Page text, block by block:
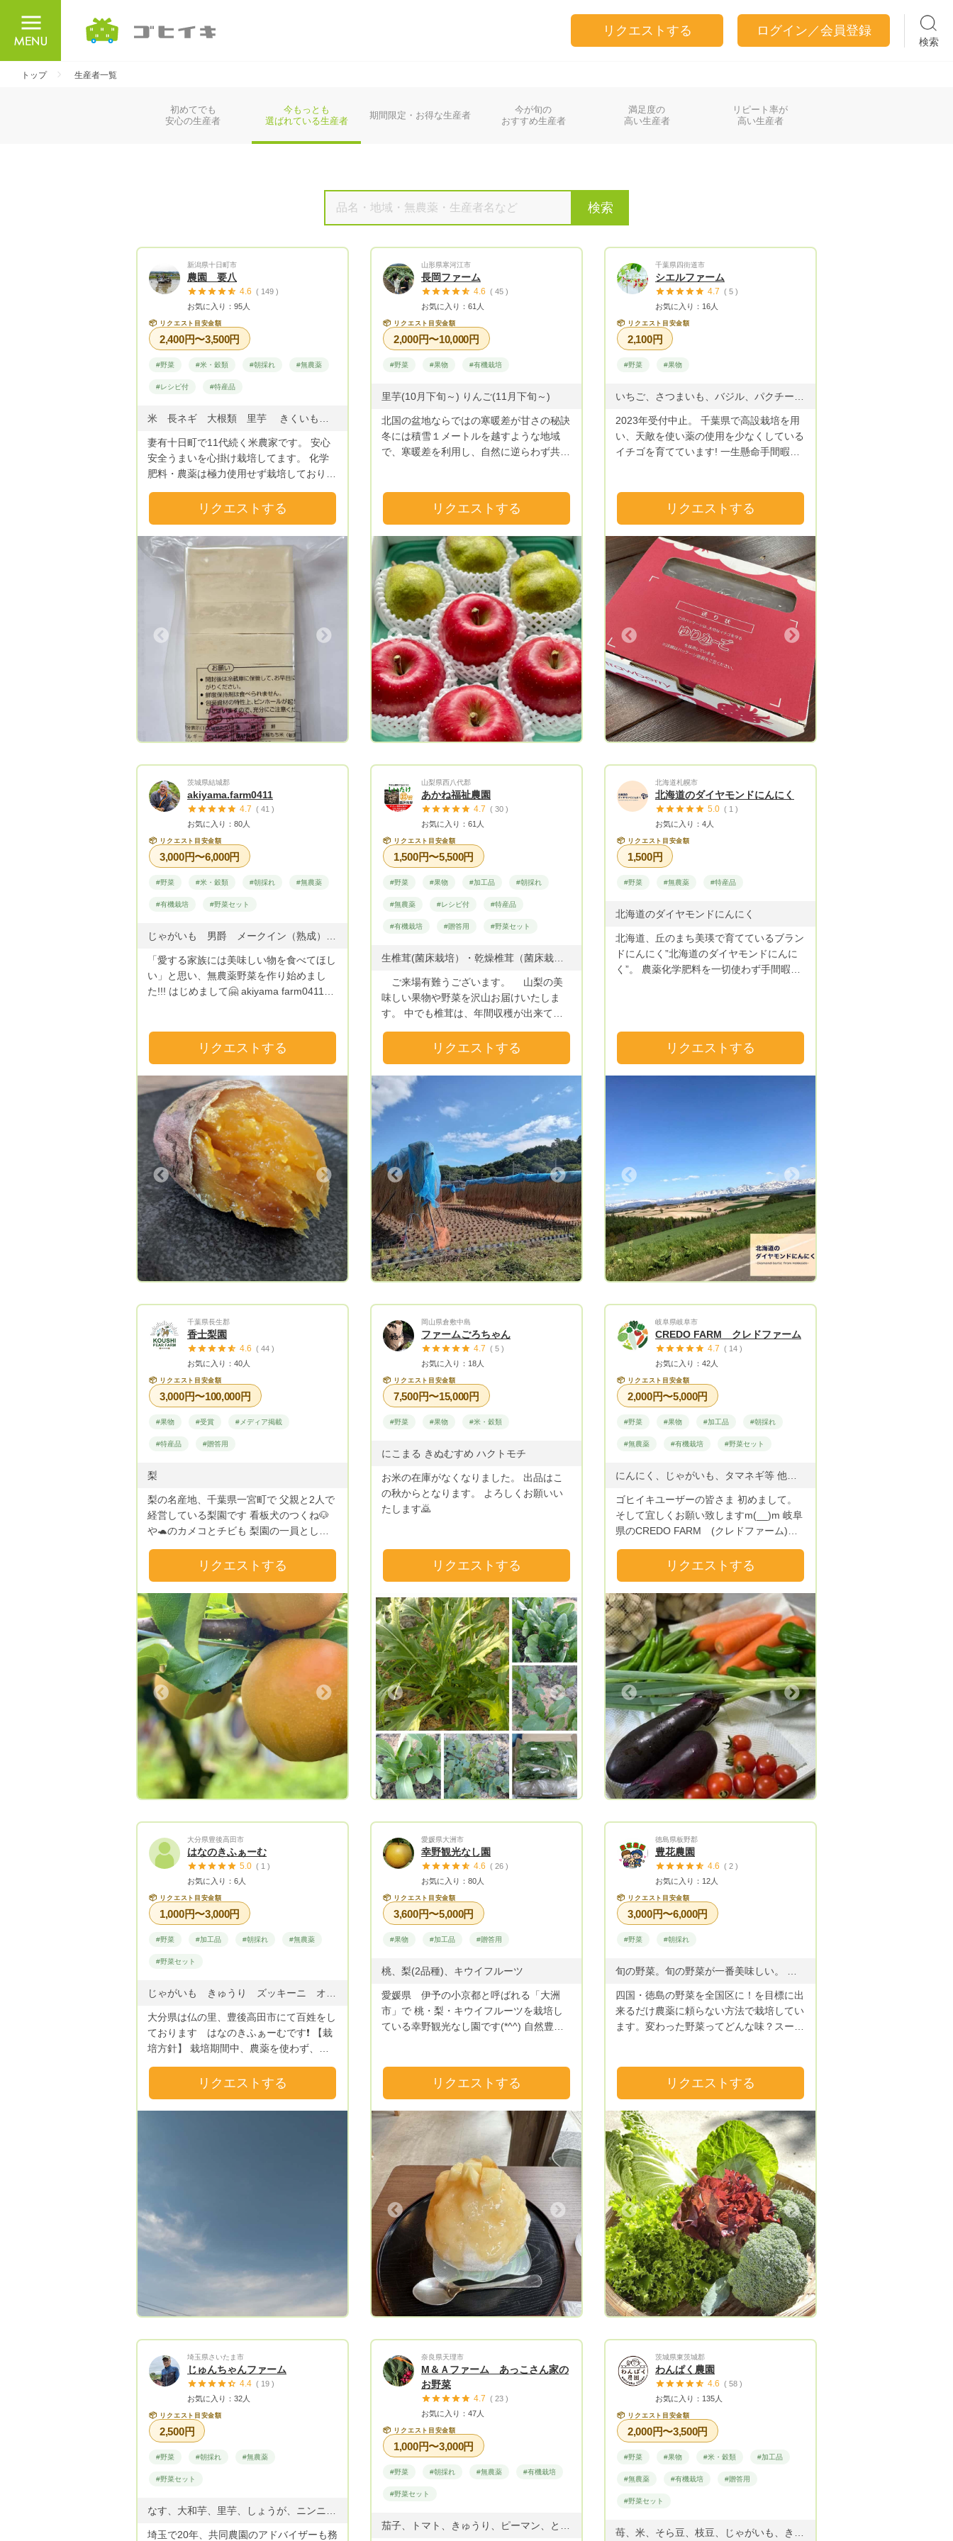
リクエストする ログイン／会員登録
検索
トップ 生産者一覧
初めてでも
安心の生産者
今もっとも
選ばれている生産者
期間限定・お得な生産者
今が旬の
おすすめ生産者
満足度の
高い生産者
リピート率が
高い生産者
検索
新潟県十日町市
農園 要八
4.6 ( 149 )
お気に入り：95人
📦 リクエスト目安金額
2,400円〜3,500円
#野菜 #米・穀類 #朝採れ #無農薬
#レシピ付 #特産品
妻有十日町で11代続く米農家です。 安心
安全うまいを心掛け栽培してます。 化学
肥料・農薬は極力使用せず栽培しておりま
リクエストする
山形県寒河江市
長岡ファーム
4.6 ( 45 )
お気に入り：61人
📦 リクエスト目安金額
2,000円〜10,000円
#野菜 #果物 #有機栽培
里芋(10月下旬～) りんご(11月下旬～)
北国の盆地ならではの寒暖差が甘さの秘訣
冬には積雪１メートルを越すような地域
で、寒暖差を利用し、自然に逆らわず共生
リクエストする
Previous Next
千葉県四街道市
シエルファーム
4.7 ( 5 )
お気に入り：16人
📦 リクエスト目安金額
2,100円
#野菜 #果物
2023年受付中止。 千葉県で高設栽培を用
い、天敵を使い薬の使用を少なくしている
イチゴを育てています! 一生懸命手間暇か
わせなる物は、小パックの発送手段が無い
ので難しいです。 冷凍イチゴと贈答用の
の金額に合うようにご提案させて下さい♪
リクエストする
Previous Next
茨城県結城郡
akiyama.farm0411
4.7 ( 41 )
お気に入り：80人
📦 リクエスト目安金額
3,000円〜6,000円
#野菜 #米・穀類 #朝採れ #無農薬
#有機栽培 #野菜セット
「愛する家族には美味しい物を食べてほし
い」と思い、無農薬野菜を作り始めまし
た!!! はじめまして🤗 akiyama farm0411で
ものは、米糠と石灰のみ😁 あとは自然の
力のみで育ててます😅 ハウス栽培も、し
ません…… 形などは、バラバラになって
しまうのですが、味は間違いなく美味しい
です!!! 基本的に、自分で食べて美味しくな
かった野菜はお客様に出しません😣 なの
で、種類が極端に減ってる時期もあります
がご了承ください!!! 自分で食べた感動を、
他の人たちにも味わってもらいたくて「ご
ひいき」を始めました😀 騙してはいない
のですが、騙されたと思って食べてみて下
さい!!! 家族の健康は毎日の食卓から、、、
リクエストする
Next
山梨県西八代郡
あかね福祉農園
4.7 ( 30 )
お気に入り：61人
📦 リクエスト目安金額
1,500円〜5,500円
#野菜 #果物 #加工品 #朝採れ
#無農薬 #レシピ付 #特産品
#有機栽培 #贈答用 #野菜セット
ご来場有難うございます。 山梨の美
味しい果物や野菜を沢山お届けいたしま
す。 中でも椎茸は、年間収穫が出来て提
ウをはじめ柿や桃・サクランボなど沢山あ
りますのでよろしくお願いいたします。
リクエストする
Previous Next
北海道札幌市
北海道のダイヤモンドにんにく
5.0 ( 1 )
お気に入り：4人
📦 リクエスト目安金額
1,500円
#野菜 #無農薬 #特産品
北海道のダイヤモンドにんにく
北海道、丘のまち美瑛で育てているブラン
ドにんにく”北海道のダイヤモンドにんに
く”。 農薬化学肥料を一切使わず手間暇か
れまでにないフレッシュなにんにく体験を
fire.jp/projects/view/414446?
list=food_fresh
リクエストする
Previous Next
千葉県長生郡
香士梨園
4.6 ( 44 )
お気に入り：40人
📦 リクエスト目安金額
3,000円〜100,000円
#果物 #受賞 #メディア掲載
#特産品 #贈答用
梨
梨の名産地、千葉県一宮町で 父親と2人で
経営している梨園です 看板犬のつくね🐶
や🐢のカメコとチビも 梨園の一員として
ながいき梨＂ その中でも、私達、香士梨
園の梨は 格別です。 味になによりの自信
とプライドを持って 精進しております。
本場の梨を、香士梨園の梨を ぜひ一度ご
賞味ください☺️ 後悔はさせません。 皆さ
まからのご注文、 心よりお待ちしており
ます！ 👇Instagram👇 香士梨園で検索
リクエストする
Next
岡山県倉敷中島
ファームごろちゃん
4.7 ( 5 )
お気に入り：18人
📦 リクエスト目安金額
7,500円〜15,000円
#野菜 #果物 #米・穀類
にこまる きぬむすめ ハクトモチ
お米の在庫がなくなりました。 出品はこ
の秋からとなります。 よろしくお願いい
たします🙇
リクエストする
Previous Next
岐阜県岐阜市
CREDO FARM クレドファーム
4.7 ( 14 )
お気に入り：42人
📦 リクエスト目安金額
2,000円〜5,000円
#野菜 #果物 #加工品 #朝採れ
#無農薬 #有機栽培 #野菜セット
ゴヒイキユーザーの皆さま 初めまして。
そして宜しくお願い致しますm(__)m 岐阜
県のCREDO FARM (クレドファーム)
心・安全”はもとより新鮮で美味しく、 元
気になれる野菜を育てています。 栽培
時、農薬・化学肥料・除草剤・動物性堆肥
は一切不使用で栽培しているので、見た目
はきれいなものばかりではありませんが味
には自信があります。 CREDO FARMはお
客様との絶対の約束として 「安心・安全
なもののみを生産・販売する！」を掲げて
います。 旬の野菜を旬の時期にお届けす
る事で、味・食感・栄養価がgoodな状態
でお召し上がり頂く事にこだっわていま
す。 だからこそハウス・水耕栽培は行っ
ていません。 お届けの野菜に虫食いがあ
るのは、 「無農薬の証拠」と思って頂け
れば幸いです。 □農薬について 栽培時、農
薬・化学肥料・除草剤・動物性堆肥は一切
わるのか。 当社会長が自らのガン闘病時
に、たくさんの書籍を読み漁りました。
その際に現代慣行農法の問題点がとても多
発信し続けて来ました。 自然な農法なの
で虫にかじられた跡とかあるかもしれませ
ん…。 虫もいっぱい寄ってくる健全な農
ていません。動物性堆肥も使っていませ
で把握しきれないからです。 だから野菜
が小さいのですが、地域の放置された竹林
を地主さんの許可のもと粉砕し、堆肥とし
で、 なかなか思う様に扱えません。(^^;)
操作や野菜セットについて、色々アドバイ
are what you eat!」(貴方自身は貴方が食
べているそのものです。) twitter :
@credofarm_ HP :
https://credo0.wixsite.com/home ツイッタ
ーもフォローして下さいね(^^)/
リクエストする
Previous Next
大分県豊後高田市
はなのきふぁーむ
5.0 ( 1 )
お気に入り：6人
📦 リクエスト目安金額
1,000円〜3,000円
#野菜 #加工品 #朝採れ #無農薬
#野菜セット
大分県は仏の里、豊後高田市にて百姓をし
ております はなのきふぁーむです❗ 【栽
培方針】 栽培期間中、農薬を使わず、畜
菜たちを育っています。 在来種や海外の
珍しい野菜などチャレンジ中です❗ 形が不
揃いなものも多いですが、野菜たちの個性
リクエストする
愛媛県大洲市
幸野観光なし園
4.6 ( 26 )
お気に入り：80人
📦 リクエスト目安金額
3,600円〜5,000円
#果物 #加工品 #贈答用
桃、梨(2品種)、キウイフルーツ
愛媛県 伊予の小京都と呼ばれる「大洲
市」で 桃・梨・キウイフルーツを栽培し
ている幸野観光なし園です(*^^) 自然豊か
たい。と言っていただけるように愛情込め
て１年間栽培しています。当園では農薬の
して安心・安全にご賞味いただけます。 ※
桃(あかつき)毎年：７月１５日前後より発
送予定。 梨８月～１０月。２品種（豊
水・新高） 豊水(９月) 酸味★★☆☆☆甘
み：★★★★☆ 新高(１０月)酸味
★★☆☆☆甘み：★★★★☆ キウイフルー
ツ（１２月～２月）
リクエストする
Next
徳島県板野郡
豊花農園
4.6 ( 2 )
お気に入り：12人
📦 リクエスト目安金額
3,000円〜6,000円
#野菜 #朝採れ
四国・徳島の野菜を全国区に！を目標に出
来るだけ農薬に頼らない方法で栽培してい
ます。変わった野菜ってどんな味？スーパ
事を沢山の方に知ってほしい。 野菜で笑
顔をもっと増やしたい。
リクエストする
Previous Next
埼玉県さいたま市
じゅんちゃんファーム
4.4 ( 19 )
お気に入り：32人
📦 リクエスト目安金額
2,500円
#野菜 #朝採れ #無農薬
#野菜セット
埼玉で20年、共同農園のアドバイザーも務
奈良県天理市
M＆Ａファーム あっこさん家の
お野菜
4.7 ( 23 )
お気に入り：47人
📦 リクエスト目安金額
1,000円〜3,000円
#野菜 #朝採れ #無農薬 #有機栽培
#野菜セット
茨城県東茨城郡
わんぱく農園
4.6 ( 58 )
お気に入り：135人
📦 リクエスト目安金額
2,000円〜3,500円
#野菜 #果物 #米・穀類 #加工品
#無農薬 #有機栽培 #贈答用
#野菜セット